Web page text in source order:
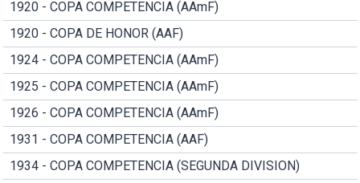
1920 - COPA COMPETENCIA (AAmF)
1920 - COPA DE HONOR (AAF)
1924 - COPA COMPETENCIA (AAmF)
1925 - COPA COMPETENCIA (AAmF)
1926 - COPA COMPETENCIA (AAmF)
1931 - COPA COMPETENCIA (AAF)
1934 - COPA COMPETENCIA (SEGUNDA DIVISION)